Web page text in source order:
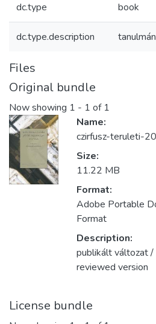
dc.type book
dc.type.description
Files
Original bundle
Now showing 1 - 1 of 1
Name:
czirfusz-teruleti-
Size:
11.22 MB
Format:
Adobe Portable
Format
Description:
publikált változat /
reviewed version
License bundle